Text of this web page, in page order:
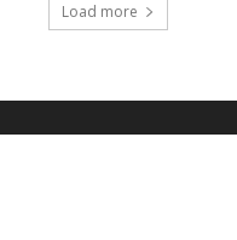
Load more